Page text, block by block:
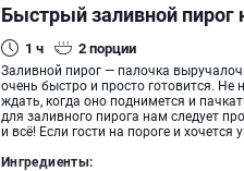
Быстрый заливной пирог
1 ч 2порции
Заливной пирог — палочка
очень быстро и просто готовится.
ждать, когда оно поднимется и
для заливного пирога нам следует
и всё! Если гости на пороге и
Ингредиенты: